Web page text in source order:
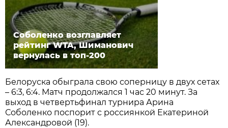
Соболенко возглавляет
рейтинг WTA, Шиманович
вернулась в топ-200
Белоруска обыграла свою соперницу в двух сетах
– 6:3, 6:4. Матч продолжался 1 час 20 минут. За
выход в четвертьфинал турнира Арина
Соболенко поспорит с россиянкой Екатериной
Александровой (19).